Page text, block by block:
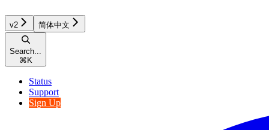
v2 简体中文
Search...
⌘ K
Status
Support
Sign Up